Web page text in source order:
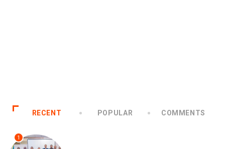
RECENT POPULAR COMMENTS
1